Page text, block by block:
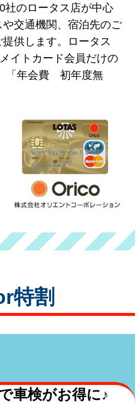
社のロータス店が中心
交通機関、宿泊先のご
供します。ロータス
イトカード会員だけの
「年会費 初年度無
特割
車検がお得に♪